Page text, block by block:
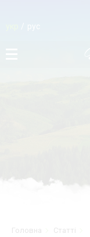
рус
Головна
Статті